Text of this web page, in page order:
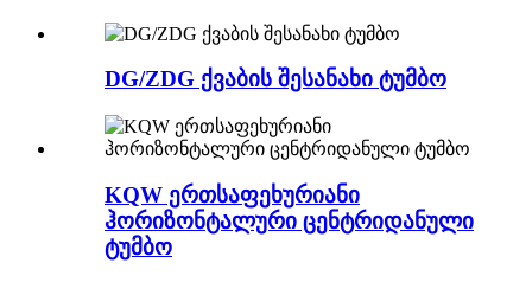
DG/ZDG ქვაბის შესანახი ტუმბო
KQW ერთსაფეხურიანი
ჰორიზონტალური ცენტრიდანული
ტუმბო